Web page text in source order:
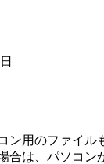
ン用のファイル
合は、パソコン